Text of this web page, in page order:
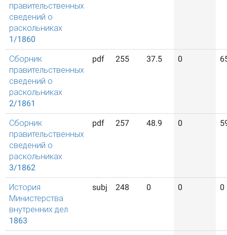
правительственных
сведений о
раскольниках
1/1860
Сборник
правительственных
сведений о
раскольниках
2/1861
pdf 255 37.5 0
Сборник
правительственных
сведений о
раскольниках
3/1862
pdf 257 48.9 0
История
Министерства
внутренних дел
1863
subj 248 0 0 0